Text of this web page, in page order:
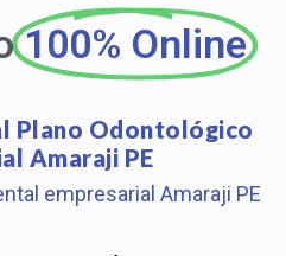
100% Online
Plano Odontológico
Amaraji PE
empresarial Amaraji PE